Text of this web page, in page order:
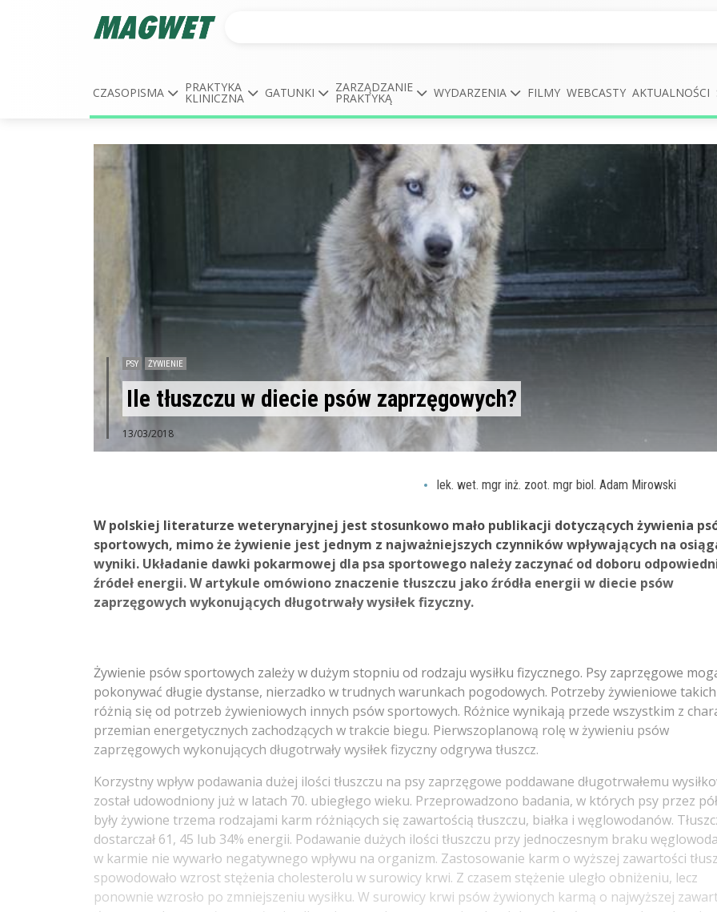
CZASOPISMA PRAKTYKA
KLINICZNA GATUNKI ZARZĄDZANIE
PRAKTYKĄ WYDARZENIA FILMY WEBCASTY AKTUALNOŚCI
PSY ŻYWIENIE
Ile tłuszczu w diecie psów zaprzęgowych?
13/03/2018
lek. wet. mgr inż. zoot. mgr biol. Adam Mirowski
W polskiej literaturze weterynaryjnej jest stosunkowo mało publikacji dotyczących żywienia
sportowych, mimo że żywienie jest jednym z najważniejszych czynników wpływających na
wyniki. Układanie dawki pokarmowej dla psa sportowego należy zaczynać od doboru
źródeł energii. W artykule omówiono znaczenie tłuszczu jako źródła energii w diecie psów
zaprzęgowych wykonujących długotrwały wysiłek fizyczny.
Żywienie psów sportowych zależy w dużym stopniu od rodzaju wysiłku fizycznego. Psy zaprzęgowe
pokonywać długie dystanse, nierzadko w trudnych warunkach pogodowych. Potrzeby żywieniowe
różnią się od potrzeb żywieniowych innych psów sportowych. Różnice wynikają przede wszystkim z
przemian energetycznych zachodzących w trakcie biegu. Pierwszoplanową rolę w żywieniu psów
zaprzęgowych wykonujących długotrwały wysiłek fizyczny odgrywa tłuszcz.
Korzystny wpływ podawania dużej ilości tłuszczu na psy zaprzęgowe poddawane długotrwałemu
został udowodniony już w latach 70. ubiegłego wieku. Przeprowadzono badania, w których psy przez
były żywione trzema rodzajami karm różniących się zawartością tłuszczu, białka i węglowodanów.
dostarczał 61, 45 lub 34% energii. Podawanie dużych ilości tłuszczu przy jednoczesnym braku
w karmie nie wywarło negatywnego wpływu na organizm. Zastosowanie karm o wyższej zawartości
spowodowało wzrost stężenia cholesterolu w surowicy krwi. Z czasem stężenie uległo obniżeniu, lecz
ponownie wzrosło po zmniejszeniu wysiłku. W surowicy krwi psów żywionych karmą o najwyższej